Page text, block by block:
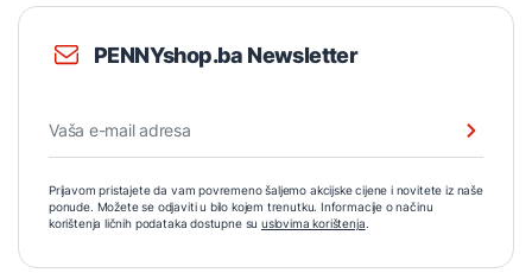
PENNYshop.ba Newsletter
Prijavom pristajete da vam povremeno šaljemo akcijske cijene i novitete iz naše
ponude. Možete se odjaviti u bilo kojem trenutku. Informacije o načinu
korištenja ličnih podataka dostupne su uslovima korištenja.